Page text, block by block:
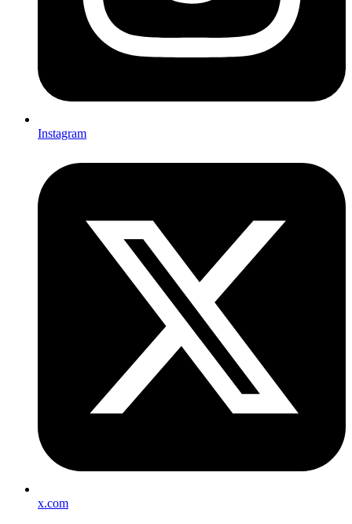
Instagram
x.com